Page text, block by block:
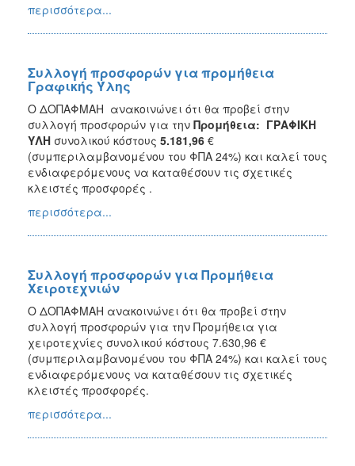
περισσότερα...
Συλλογή προσφορών για προμήθεια
Γραφικής Ύλης
Ο ΔΟΠΑΦΜΑΗ ανακοινώνει ότι θα προβεί στην
συλλογή προσφορών για την Προμήθεια: ΓΡΑΦΙΚΗ
ΥΛΗ συνολικού κόστους 5.181,96 €
(συμπεριλαμβανομένου του ΦΠΑ 24%) και καλεί τους
ενδιαφερόμενους να καταθέσουν τις σχετικές
κλειστές προσφορές .
περισσότερα...
Συλλογή προσφορών για Προμήθεια
Χειροτεχνιών
Ο ΔΟΠΑΦΜΑΗ ανακοινώνει ότι θα προβεί στην
συλλογή προσφορών για την Προμήθεια για
χειροτεχνίες συνολικού κόστους 7.630,96 €
(συμπεριλαμβανομένου του ΦΠΑ 24%) και καλεί τους
ενδιαφερόμενους να καταθέσουν τις σχετικές
κλειστές προσφορές.
περισσότερα...